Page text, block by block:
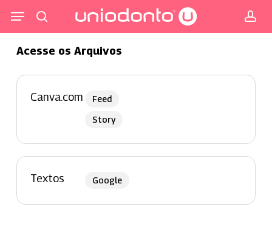
para
conteúdo
principal
Menu
Acesse os Arquivos
Canva.com
Feed
Story
Textos Google